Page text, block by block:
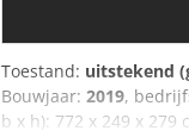
Toestand: uitstekend
Bouwjaar: 2019,
b x h): 772 x 249 x